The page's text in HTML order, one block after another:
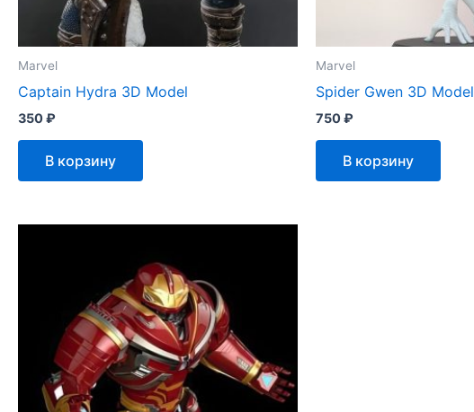
Marvel
Captain Hydra 3D Model
350₽
В корзину
Marvel
Spider Gwen 3D Model
750₽
В корзину